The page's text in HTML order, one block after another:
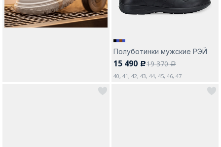
Полуботинки мужские РЭЙ
15 490 c19 370a
40, 41, 42, 43, 44, 45, 46, 47